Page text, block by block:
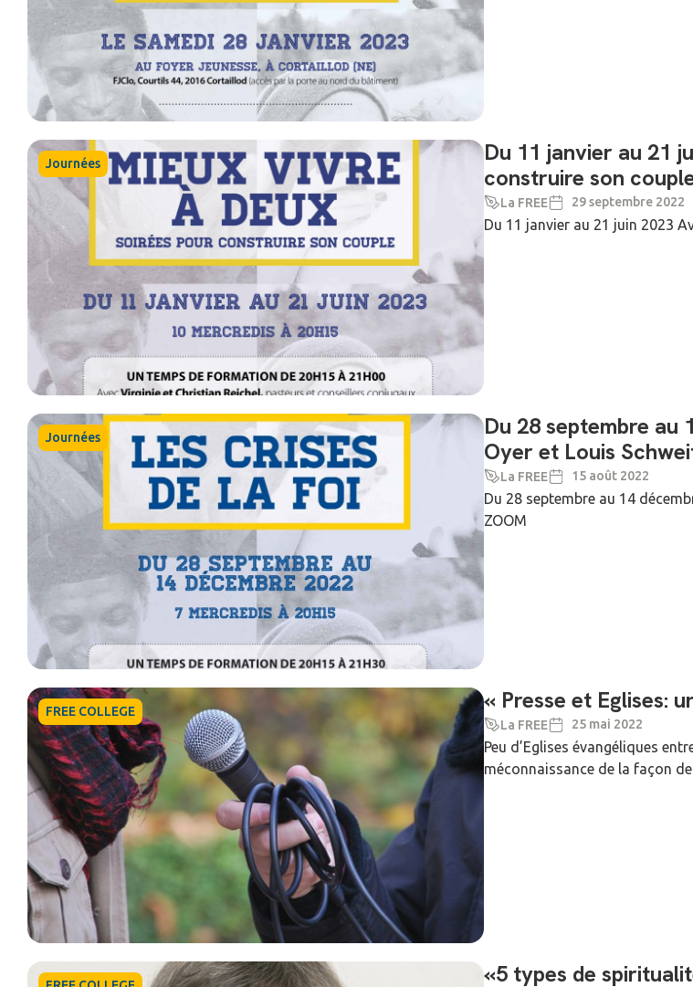
Journées
Du 11 janvier au 21
construire son
La FREE 29 septembre 2022
Du 11 janvier au 21 juin 2023
Journées
Du 28 septembre au
Oyer et Louis
La FREE 15 août 2022
Du 28 septembre au 14
ZOOM
FREE COLLEGE « Presse et Eglises:
La FREE 25 mai 2022
Peu d’Eglises évangéliques
méconnaissance de la façon
«5 types de